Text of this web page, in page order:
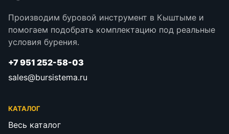
Производим буровой инструмент в Кыштыме и
помогаем подобрать комплектацию под реальные
условия бурения.
+7 951 252-58-03
sales@bursistema.ru
КАТАЛОГ
Весь каталог